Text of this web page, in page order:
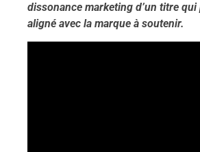
dissonance marketing d’un titre
aligné avec la marque à soutenir.